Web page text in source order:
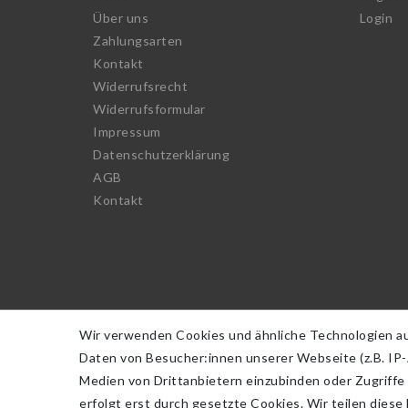
Über uns
Zahlungsarten
Kontakt
Widerrufs­recht
Widerrufs­formular
Impressum
Daten­schutz­erklärung
AGB
Kontakt
Login
Wir verwenden Cookies und ähnliche Technologien
Daten von Besucher:innen unserer Webseite (z.B.
Medien von Drittanbietern einzubinden oder
erfolgt erst durch gesetzte Cookies. Wir teilen